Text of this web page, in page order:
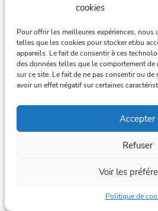
cookies
Pour offrir les meilleures expériences,
telles que les cookies pour stocker et/ou
appareils. Le fait de consentir à ces
des données telles que le comportement
sur ce site. Le fait de ne pas consentir ou
avoir un effet négatif sur certaines
Accepter
Refuser
Voir les
Politique de
©MicroBert SAS— Tous
Mentions légalesPolitique de